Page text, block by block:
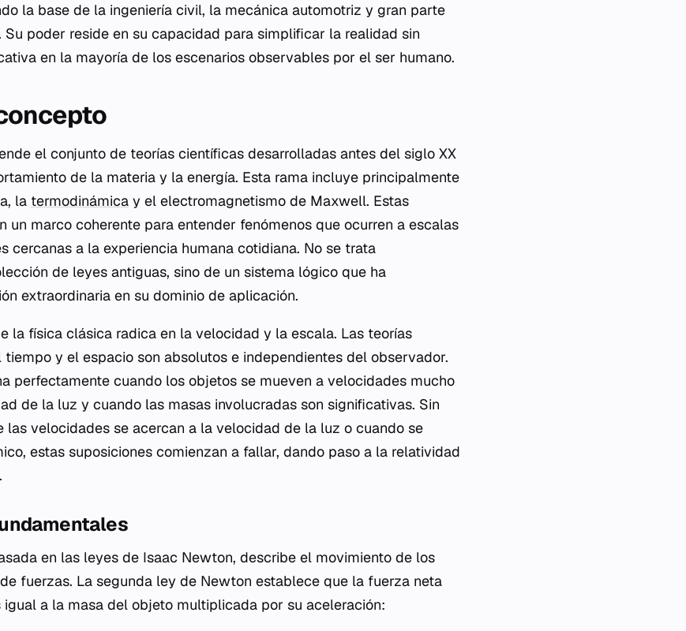
la base de la ingeniería civil, la mecánica automotriz y gran parte
poder reside en su capacidad para simplificar la realidad sin
en la mayoría de los escenarios observables por el ser humano.
el conjunto de teorías científicas desarrolladas antes del siglo XX
de la materia y la energía. Esta rama incluye principalmente
la termodinámica y el electromagnetismo de Maxwell. Estas
un marco coherente para entender fenómenos que ocurren a escalas
cercanas a la experiencia humana cotidiana. No se trata
de leyes antiguas, sino de un sistema lógico que ha
extraordinaria en su dominio de aplicación.
la física clásica radica en la velocidad y la escala. Las teorías
y el espacio son absolutos e independientes del observador.
perfectamente cuando los objetos se mueven a velocidades mucho
de la luz y cuando las masas involucradas son significativas. Sin
las velocidades se acercan a la velocidad de la luz o cuando se
estas suposiciones comienzan a fallar, dando paso a la relatividad
.
en las leyes de Isaac Newton, describe el movimiento de los
fuerzas. La segunda ley de Newton establece que la fuerza neta
a la masa del objeto multiplicada por su aceleración: